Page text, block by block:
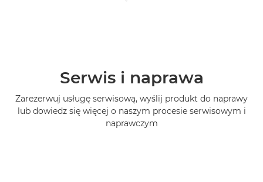
Serwis i naprawa
Zarezerwuj usługę serwisową, wyślij produkt do naprawy
lub dowiedz się więcej o naszym procesie serwisowym i
naprawczym